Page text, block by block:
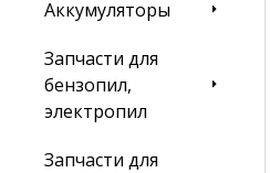
Аккумуляторы
Запчасти для
бензопил,
электропил
Запчасти для